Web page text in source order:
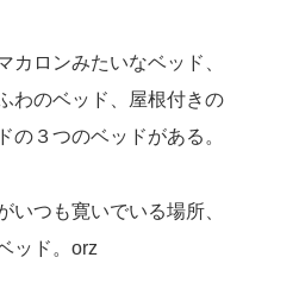
カロンみたいなベッド、
わのベッド、屋根付きの
の３つのベッドがある。
いつも寛いでいる場所、
ッド。orz